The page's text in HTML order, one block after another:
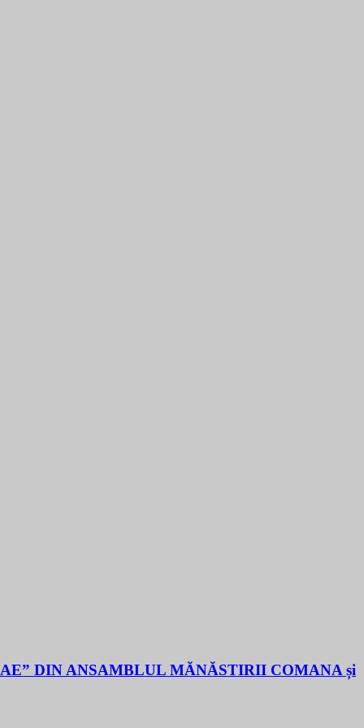
DIN ANSAMBLUL MĂNĂSTIRII COMANA și